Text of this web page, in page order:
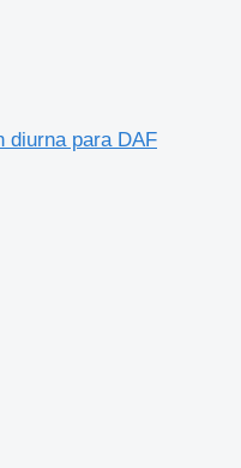
diurna para DAF